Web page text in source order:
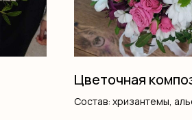
Цветочная
Состав: хризантемы,